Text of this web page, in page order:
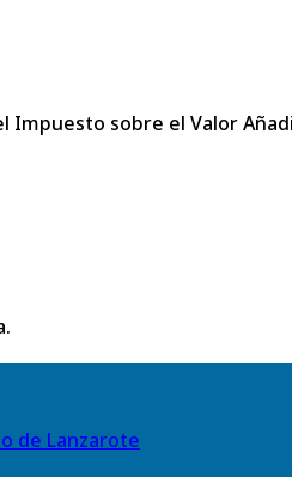
sobre el Valor
de Lanzarote